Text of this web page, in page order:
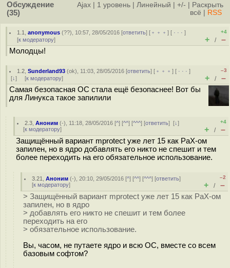
Обсуждение
(35)
Ajax 1 уровень Линейный +/-
Раскрыть
всё
RSS
1.1 ,anonymous (??), 10:57, 28/05/2016 [ответить] [ ﹢﹢﹢] [ · · ·]
[к модератору]
+4
+ / –
Молодцы!
1.2 ,Sunderland93 (ok), 11:03, 28/05/2016 [ответить] [ ﹢﹢﹢] [ · · ·]
[↓] [к модератору]
–3
+ / –
Самая безопасная ОС стала ещё безопаснее! Вот бы
для Линукса такое запилили
2.3 ,Аноним (-), 11:18, 28/05/2016 [^] [^^] [^^^] [ответить][↓]
[к модератору]
+4
+ / –
Защищённый вариант mprotect уже лет 15 как PaX-ом
запилен, но в ядро добавлять его никто не спешит и тем
более переходить на его обязательное использование.
3.21 ,Аноним (-), 20:10, 29/05/2016 [^] [^^] [^^^] [ответить]
[к модератору]
–2
+ / –
> Защищённый вариант mprotect уже лет 15 как PaX-ом
запилен, но в ядро
> добавлять его никто не спешит и тем более
переходить на его
> обязательное использование.
Вы, часом, не путаете ядро и всю ОС, вместе со всем
базовым софтом?